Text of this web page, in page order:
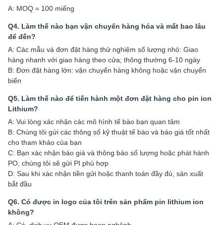
A: MOQ = 100 miếng
Q4. Làm thế nào bạn vận chuyển hàng hóa và mất bao lâu
để đến?
A: Các mẫu và đơn đặt hàng thử nghiệm số lượng nhỏ: Giao
hàng nhanh với giao hàng theo cửa; thông thường 6-10 ngày
B: Đơn đặt hàng lớn: vận chuyển hàng không hoặc vận chuyển
biển
Q5. Làm thế nào để tiến hành một đơn đặt hàng cho pin ion
Lithium?
A: Vui lòng xác nhận các mô hình tế bào bạn quan tâm
B: Chúng tôi gửi các thông số kỹ thuật tế bào và báo giá tốt nhất
cho tham khảo của bạn
C: Bạn xác nhận báo giá và thông báo số lượng hoặc phát hành
PO, chúng tôi sẽ gửi PI phù hợp
D: Sau khi xác nhận tiền gửi hoặc thanh toán đầy đủ, sản xuất
bắt đầu
Q6. Có được in logo của tôi trên sản phẩm pin lithium ion
không?